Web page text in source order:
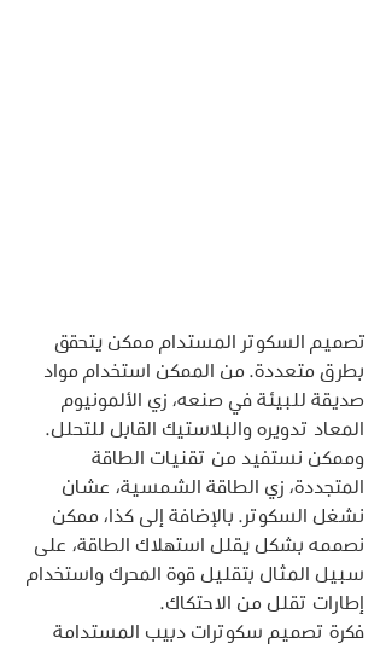
تصميم السكوتر المستدام ممكن يتحقق
بطرق متعددة. من الممكن استخدام مواد
صديقة للبيئة في صنعه، زي الألمونيوم
المعاد تدويره والبلاستيك القابل للتحلل.
وممكن نستفيد من تقنيات الطاقة
المتجددة، زي الطاقة الشمسية، عشان
نشغل السكوتر. بالإضافة إلى كذا، ممكن
نصممه بشكل يقلل استهلاك الطاقة، على
سبيل المثال بتقليل قوة المحرك واستخدام
إطارات تقلل من الاحتكاك.
فكرة تصميم سكوترات دبيب المستدامة